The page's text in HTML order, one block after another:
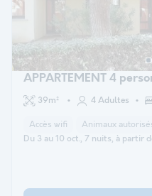
APPARTEMENT 4
39m² 4 Adultes
Accès wifi Animaux
Du 3 au 10 oct., 7 nuits, à partir